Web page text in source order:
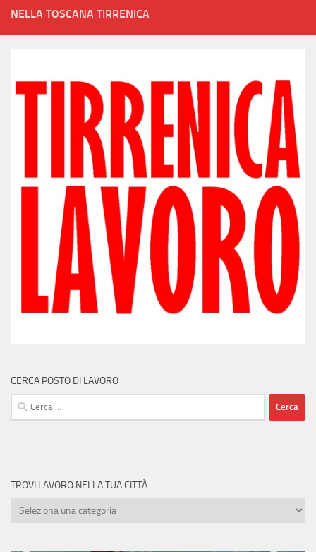
NELLA TOSCANA TIRRENICA
CERCA POSTO DI LAVORO
Ricerca
per:
TROVI LAVORO NELLA TUA CITTÀ
Trovi